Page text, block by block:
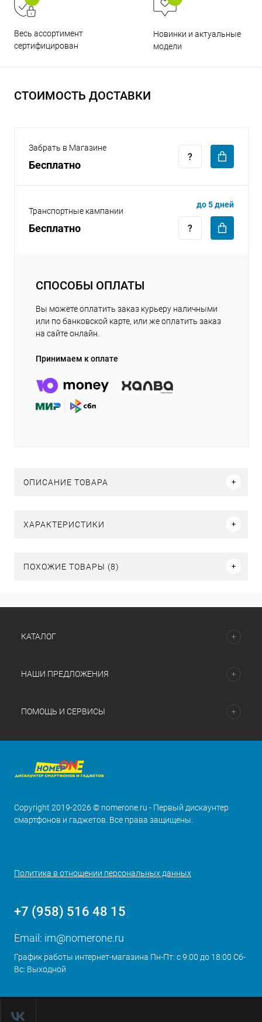
Весь ассортимент
сертифицирован
Новинки и актуальные
модели
СТОИМОСТЬ ДОСТАВКИ
Забрать в Магазине
Бесплатно
Транспортные кампании
Бесплатно
до 5 дней
СПОСОБЫ ОПЛАТЫ
Вы можете оплатить заказ курьеру наличными
или по банковской карте, или же оплатить заказ
на сайте онлайн.
Принимаем к оплате
ОПИСАНИЕ ТОВАРА
ХАРАКТЕРИСТИКИ
ПОХОЖИЕ ТОВАРЫ (8)
КАТАЛОГ
НАШИ ПРЕДЛОЖЕНИЯ
ПОМОЩЬ И СЕРВИСЫ
Copyright 2019-2026 © nomerone.ru - Первый дискаунтер
смартфонов и гаджетов. Все права защищены.
Политика в отношении персональных данных
+7 (958) 516 48 15
Email: im@nomerone.ru
График работы интернет-магазина Пн-Пт: с 9:00 до 18:00 Сб-
Вс: Выходной